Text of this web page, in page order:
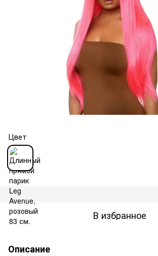
Цвет
В избранное
Описание